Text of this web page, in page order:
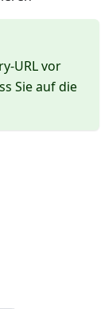
URL vor
Sie auf die